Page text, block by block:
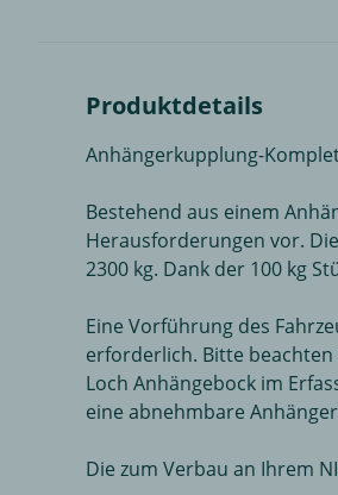
Produktdetails
Anhängerkupplung-
Bestehend aus einem
Herausforderungen vor.
2300 kg. Dank der 100 kg
Eine Vorführung des
erforderlich. Bitte
Loch Anhängebock im
eine abnehmbare
Die zum Verbau an Ihrem